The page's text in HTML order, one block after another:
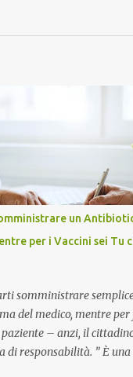
un
per i Vaccini sei Tu
somministrare
del medico, mentre
– anzi, il
responsabilità. ” È una